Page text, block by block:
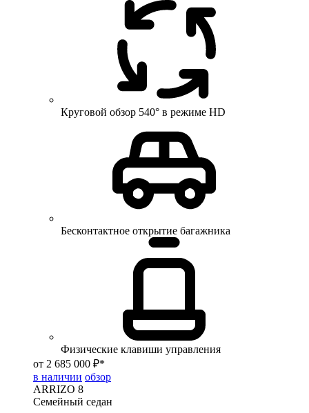
Круговой обзор 540° в режиме HD
Бесконтактное открытие багажника
Физические клавиши управления
от 2 685 000 ₽*
в наличии обзор
ARRIZO 8
Семейный седан